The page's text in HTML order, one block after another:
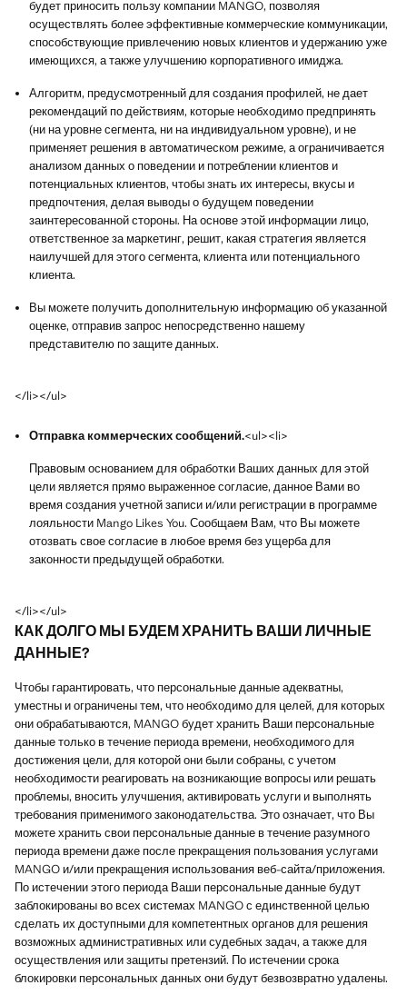
будет приносить пользу компании MANGO, позволяя
осуществлять более эффективные коммерческие коммуникации,
способствующие привлечению новых клиентов и удержанию уже
имеющихся, а также улучшению корпоративного имиджа.
Алгоритм, предусмотренный для создания профилей, не дает
рекомендаций по действиям, которые необходимо предпринять
(ни на уровне сегмента, ни на индивидуальном уровне), и не
применяет решения в автоматическом режиме, а ограничивается
анализом данных о поведении и потреблении клиентов и
потенциальных клиентов, чтобы знать их интересы, вкусы и
предпочтения, делая выводы о будущем поведении
заинтересованной стороны. На основе этой информации лицо,
ответственное за маркетинг, решит, какая стратегия является
наилучшей для этого сегмента, клиента или потенциального
клиента.
Вы можете получить дополнительную информацию об указанной
оценке, отправив запрос непосредственно нашему
представителю по защите данных.
</li></ul>
Отправка коммерческих сообщений.<ul><li>
Правовым основанием для обработки Ваших данных для этой
цели является прямо выраженное согласие, данное Вами во
время создания учетной записи и/или регистрации в программе
лояльности Mango Likes You. Сообщаем Вам, что Вы можете
отозвать свое согласие в любое время без ущерба для
законности предыдущей обработки.
</li></ul>
КАК ДОЛГО МЫ БУДЕМ ХРАНИТЬ ВАШИ ЛИЧНЫЕ
ДАННЫЕ?
Чтобы гарантировать, что персональные данные адекватны,
уместны и ограничены тем, что необходимо для целей, для которых
они обрабатываются, MANGO будет хранить Ваши персональные
данные только в течение периода времени, необходимого для
достижения цели, для которой они были собраны, с учетом
необходимости реагировать на возникающие вопросы или решать
проблемы, вносить улучшения, активировать услуги и выполнять
требования применимого законодательства. Это означает, что Вы
можете хранить свои персональные данные в течение разумного
периода времени даже после прекращения пользования услугами
MANGO и/или прекращения использования веб-сайта/приложения.
По истечении этого периода Ваши персональные данные будут
заблокированы во всех системах MANGO с единственной целью
сделать их доступными для компетентных органов для решения
возможных административных или судебных задач, а также для
осуществления или защиты претензий. По истечении срока
блокировки персональных данных они будут безвозвратно удалены.